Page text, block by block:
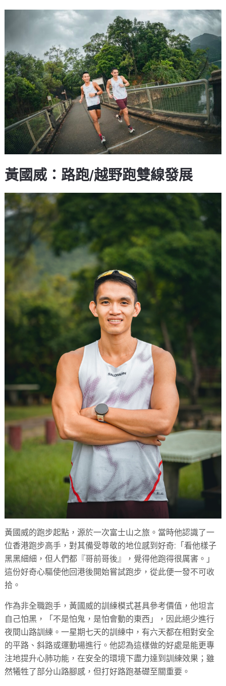
黃國威：路跑/越野跑雙線發展
黃國威的跑步起點，源於一次富士山之旅。當時他認識了一
位香港跑步高手，對其備受尊敬的地位感到好奇:「看他樣子
黑黑細細，但人們都『哥前哥後』，覺得他跑得很厲害。」
這份好奇心驅使他回港後開始嘗試跑步，從此便一發不可收
拾。
作為非全職跑手，黃國威的訓練模式甚具參考價值，他坦言
自己怕黑，「不是怕鬼，是怕會動的東西」，因此絕少進行
夜間山路訓練。一星期七天的訓練中，有六天都在相對安全
的平路、斜路或運動場進行。他認為這樣做的好處是能更專
注地提升心肺功能，在安全的環境下盡力達到訓練效果；雖
然犧牲了部分山路腳感，但打好路跑基礎至關重要。